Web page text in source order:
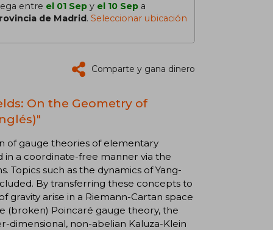
entre el 01 Sep y el 10 Sep a
de Madrid. Seleccionar ubicación
Comparte y gana dinero
On the Geometry of
of gauge theories of elementary
in a coordinate-free manner via the
such as the dynamics of Yang-
By transferring these concepts to
gravity arise in a Riemann-Cartan space
(broken) Poincaré gauge theory, the
dimensional, non-abelian Kaluza-Klein